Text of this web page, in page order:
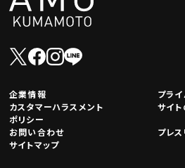
企業情報
プラ
カスタマーハラスメント
ポリシー
サイ
お問い合わせ
プレス
サイトマップ